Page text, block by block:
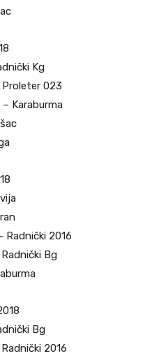
Kg
Proleter 023
Karaburma
Radnički 2016
Bg
Bg
2016